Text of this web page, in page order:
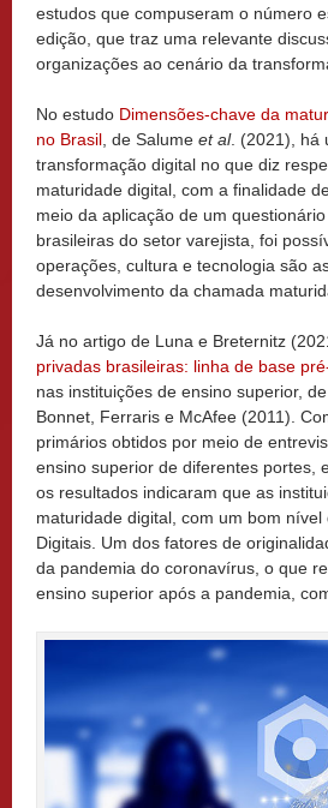
estudos que compuseram o número
edição, que traz uma relevante
organizações ao cenário da
No estudo Dimensões-chave da
no Brasil , de Salume et al. (2021), há
transformação digital no que diz
maturidade digital, com a finalidade
meio da aplicação de um
brasileiras do setor varejista, foi
operações, cultura e tecnologia são
desenvolvimento da chamada
Já no artigo de Luna e Breternitz
privadas brasileiras: linha de base
nas instituições de ensino superior,
Bonnet, Ferraris e McAfee (2011).
primários obtidos por meio de
ensino superior de diferentes portes,
os resultados indicaram que as
maturidade digital, com um bom
Digitais. Um dos fatores de
da pandemia do coronavírus, o que
ensino superior após a pandemia,